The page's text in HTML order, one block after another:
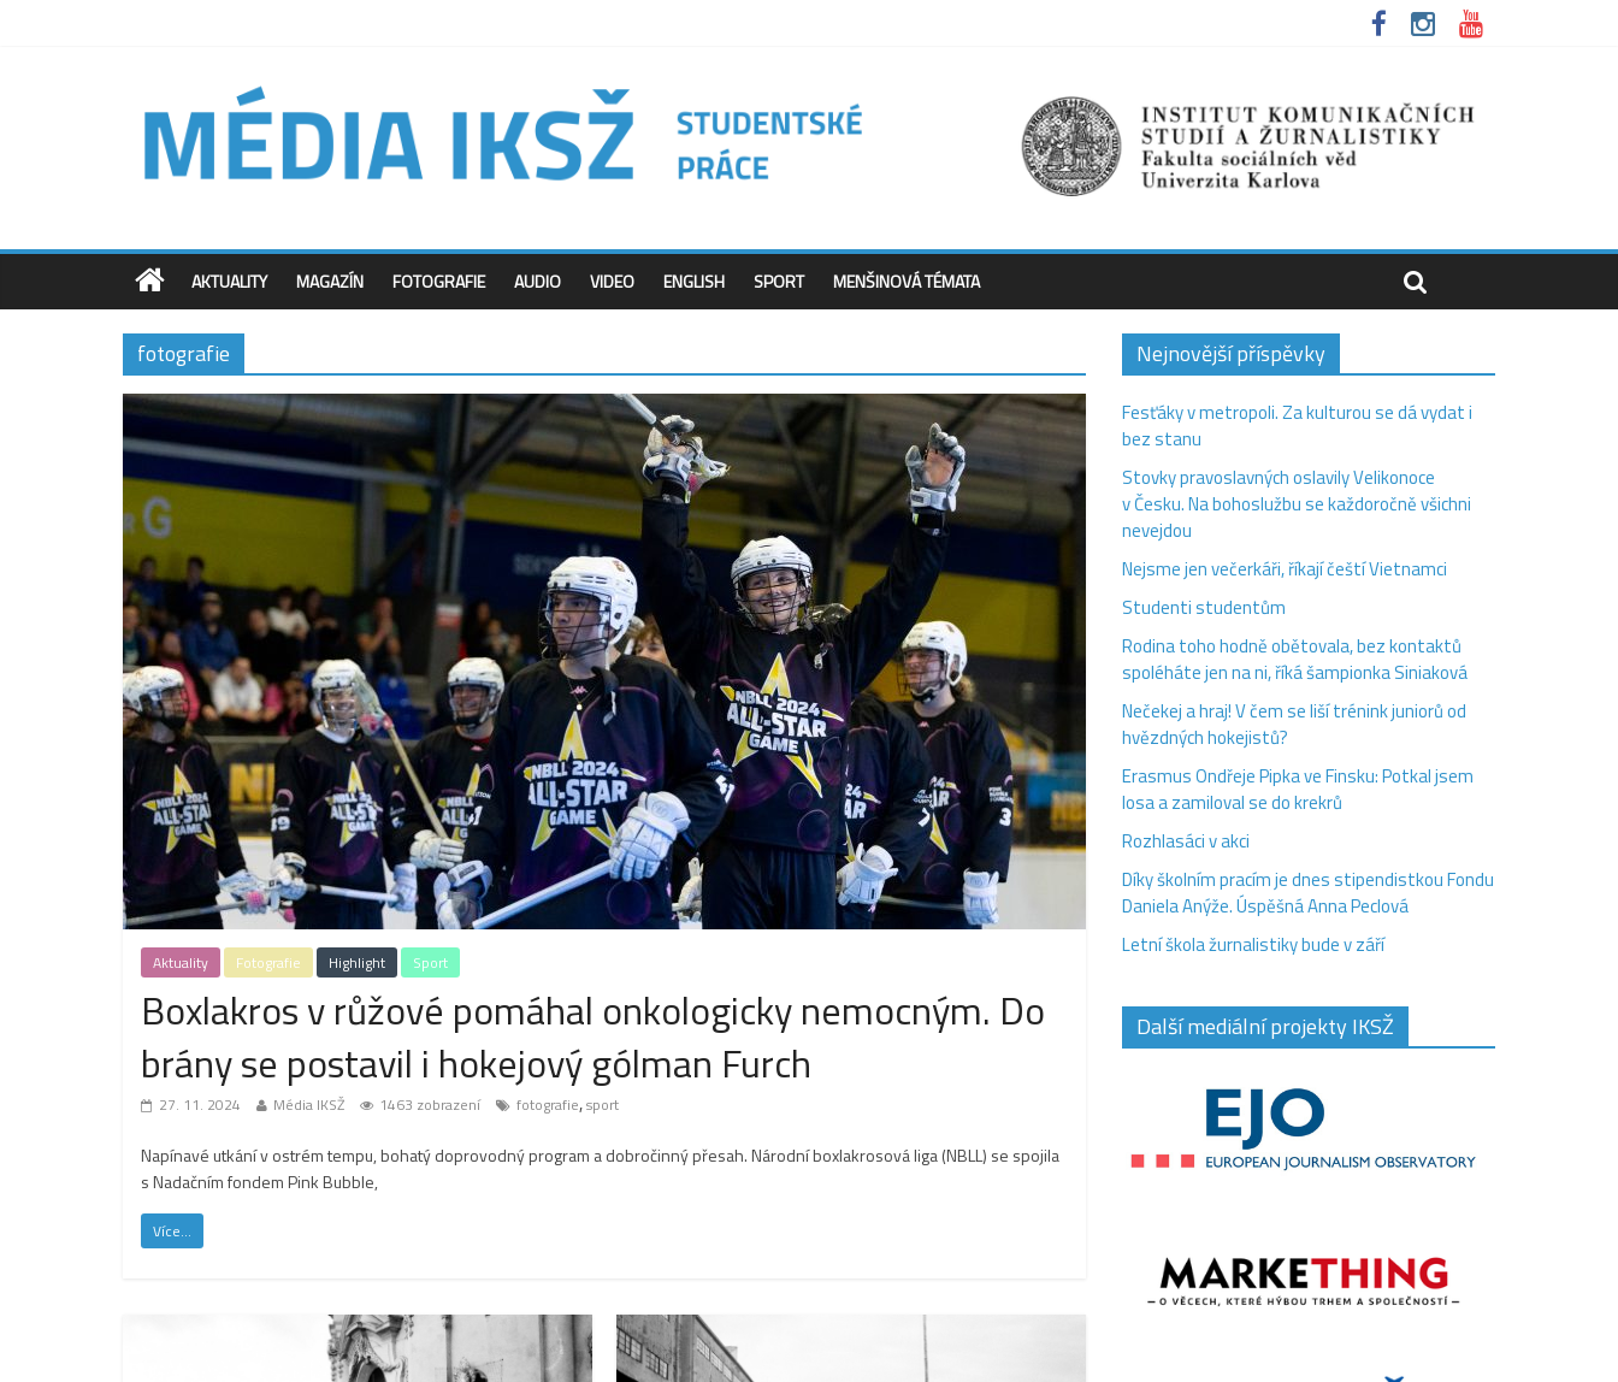
AKTUALITY MAGAZÍN FOTOGRAFIE AUDIO VIDEO ENGLISH SPORT MENŠINOVÁ TÉMATA
fotografie
Aktuality Fotografie Highlight Sport
Boxlakros v růžové pomáhal onkologicky nemocným. Do
brány se postavil i hokejový gólman Furch
27. 11. 2024 Média IKSŽ 1463 zobrazení fotografie,sport
Napínavé utkání v ostrém tempu, bohatý doprovodný program a dobročinný přesah. Národní boxlakrosová liga (NBLL) se spojila
s Nadačním fondem Pink Bubble,
Více...
Nejnovější příspěvky
Fesťáky v metropoli. Za kulturou se dá vydat i
bez stanu
Stovky pravoslavných oslavily Velikonoce
v Česku. Na bohoslužbu se každoročně všichni
nevejdou
Nejsme jen večerkáři, říkají čeští Vietnamci
Studenti studentům
Rodina toho hodně obětovala, bez kontaktů
spoléháte jen na ni, říká šampionka Siniaková
Nečekej a hraj! V čem se liší trénink juniorů od
hvězdných hokejistů?
Erasmus Ondřeje Pipka ve Finsku: Potkal jsem
losa a zamiloval se do krekrů
Rozhlasáci v akci
Díky školním pracím je dnes stipendistkou Fondu
Daniela Anýže. Úspěšná Anna Peclová
Letní škola žurnalistiky bude v září
Další mediální projekty IKSŽ